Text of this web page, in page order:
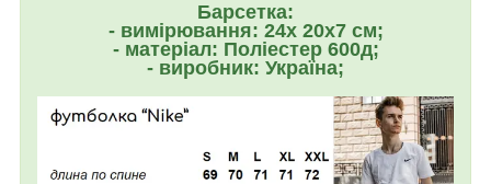
Барсетка:
- вимірювання: 24x 20x7 см;
- матеріал: Поліестер 600д;
- виробник: Україна;